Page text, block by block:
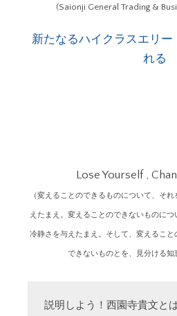
(Saionji General Trading &
新たなるハイクラスエリー
れる
Lose Yourself ,
（変えることのできるものについて、そ
えたまえ。変えることのできないものに
冷静さを与えたまえ。そして、変えるこ
できないものとを、見分ける知
説明しよう！西園寺貴文と